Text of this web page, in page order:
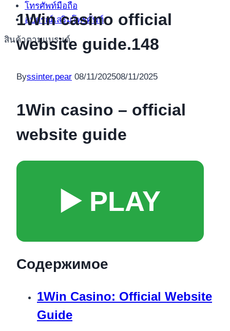
โทรศัพท์มือถือ
อุปกรณ์เสริมโทรศัพท์
สินค้าตามแบรนด์
1Win casino official
website guide.148
Byssinter.pear 08/11/202508/11/2025
1Win casino – official
website guide
▶️ PLAY
Содержимое
1Win Casino: Official Website
Guide